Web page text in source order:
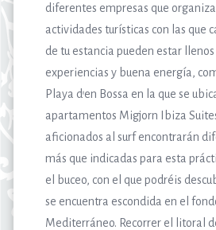
diferentes empresas que
actividades turísticas con las que
de tu estancia pueden estar llenos
experiencias y buena energía,
Playa d’en Bossa en la que se
apartamentos Migjorn Ibiza
aficionados al surf encontrarán
más que indicadas para esta
el buceo, con el que podréis
se encuentra escondida en el
Mediterráneo. Recorrer el litoral